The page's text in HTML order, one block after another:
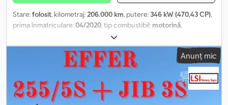
Stare:folosit, kilometraj:206.000 km, putere: 346 kW (470,43 CP),
prima înmatriculare:04/2020, tip combustibil: motorină,
, tip de angrenaj:
Euro 6, Dotări:ABS, aer condiționat, program electronic de
stabilitate (ESP), sistem de navigație, MAN TGS CIFA PUMI Djdpfx
Aozlzhdsfljkr MAN TGS 35.470 Aproximativ 206.000 km Transmisie
automată CIFA MK 28 L Magnum Aproximativ 1550 ore de
funcționare Aparat de curățat cu presiune înaltă Anvelope, grad
de uzură aproximativ 70% Certificat de înmatriculare german
Anunț mic